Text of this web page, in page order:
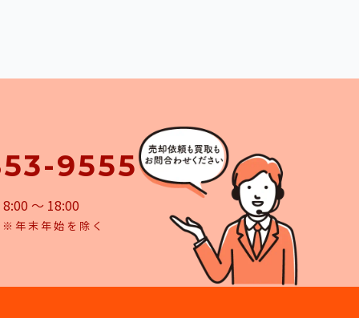
9555
～ 18:00
※年末年始を除く